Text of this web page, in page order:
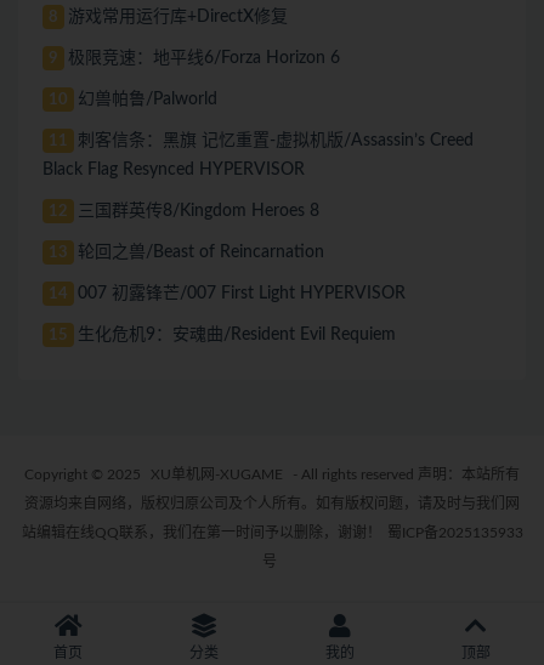
8 游戏常用运行库+DirectX修复
9 极限竞速：地平线6/Forza Horizon 6
10 幻兽帕鲁/Palworld
11
刺客信条：黑旗 记忆重置-虚拟机版/Assassin’s Creed
Black Flag Resynced HYPERVISOR
12 三国群英传8/Kingdom Heroes 8
13 轮回之兽/Beast of Reincarnation
14 007 初露锋芒/007 First Light HYPERVISOR
15 生化危机9：安魂曲/Resident Evil Requiem
Copyright © 2025 XU单机网-XUGAME
- All rights reserved 声明：本站所有
资源均来自网络，版权归原公司及个人所有。如有版权问题，请及时与我们网
站编辑在线QQ联系，我们在第一时间予以删除，谢谢！
蜀ICP备2025135933
号
首页 分类 我的 顶部